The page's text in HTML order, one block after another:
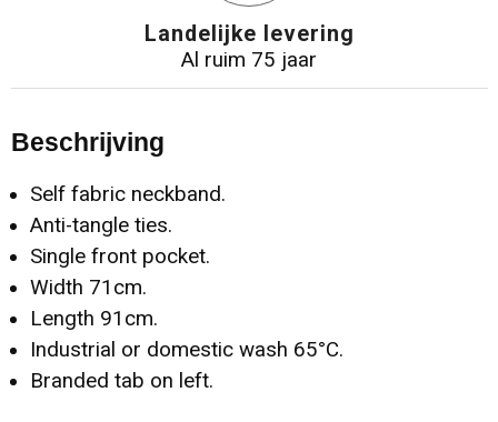
Landelijke levering
Al ruim 75 jaar
Beschrijving
Self fabric neckband.
Anti-tangle ties.
Single front pocket.
Width 71cm.
Length 91cm.
Industrial or domestic wash 65°C.
Branded tab on left.